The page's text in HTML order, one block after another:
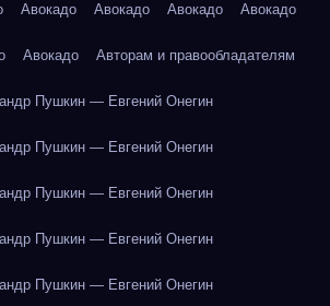
Авокадо Авокадо Авокадо Авокадо
Авокадо Авторам и правообладателям
Пушкин — Евгений Онегин
Пушкин — Евгений Онегин
Пушкин — Евгений Онегин
Пушкин — Евгений Онегин
Пушкин — Евгений Онегин